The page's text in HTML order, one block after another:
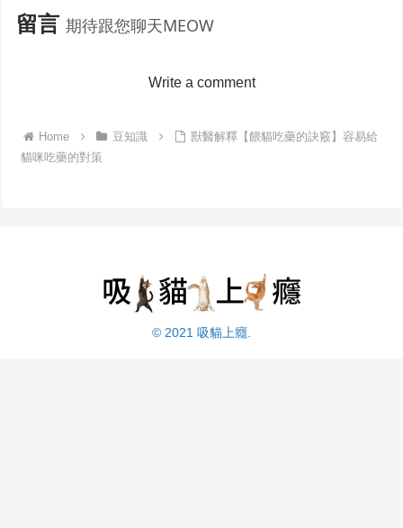
留言期待跟您聊天MEOW
Write a comment
Home 豆知識
獸醫解釋【餵貓吃藥的訣竅】容易給
貓咪吃藥的對策
© 2021 吸貓上癮.